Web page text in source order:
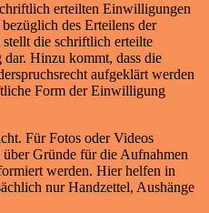
erteilten Einwilligungen
des Erteilens der
die schriftlich erteilte
Hinzu kommt, dass die
aufgeklärt werden
Form der Einwilligung
Für Fotos oder Videos
über Gründe für die Aufnahmen
werden. Hier helfen in
nur Handzettel, Aushänge